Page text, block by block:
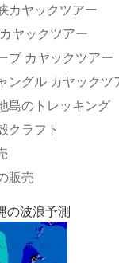
カヤックツアー
ヤックツアー
ブ カヤックツアー
ングル カヤックツ
島のトレッキング
クラフト
販売
の波浪予測